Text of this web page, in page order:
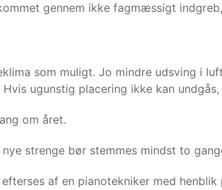
gennem ikke fagmæssigt
som muligt. Jo mindre udsving i
ugunstig placering ikke kan
om året.
strenge bør stemmes mindst to
af en pianotekniker med